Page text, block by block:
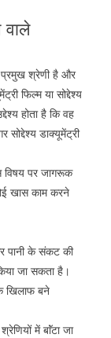
प्रमुख श्रेणी है और
फिल्म या सोद्देश्य
होता है कि वह
सोद्देश्य डाक्यूमेंट्री
विषय पर जागरूक
खास काम करने
पानी के संकट की
जा सकता है।
खिलाफ बने
में बाॅंटा जा